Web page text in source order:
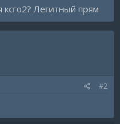
Легитный прям
#2